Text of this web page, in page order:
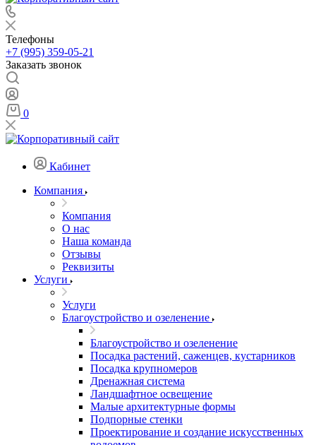
Телефоны
+7 (995) 359-05-21
Заказать звонок
0
Кабинет
Компания
Компания
О нас
Наша команда
Отзывы
Реквизиты
Услуги
Услуги
Благоустройство и озеленение
Благоустройство и озеленение
Посадка растений, саженцев, кустарников
Посадка крупномеров
Дренажная система
Ландшафтное освещение
Малые архитектурные формы
Подпорные стенки
Проектирование и создание искусственных